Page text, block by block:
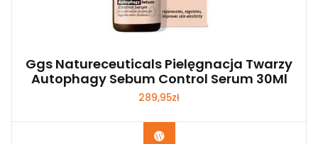
Ggs Natureceuticals Pielęgnacja Twarzy
Autophagy Sebum Control Serum 30Ml
289,95zł
Zobacz